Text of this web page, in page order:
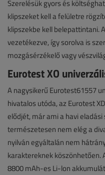
Szerelésük gyors és
klipszeket kell a felületre
klipszekbe kell belepattintani.
vezetékezve, így sorolva is
mozgásérzékelő vagy
Eurotest XO
A nagysikerű Eurotest61557
hivatalos utóda, az Eurotest
elődjét, már ami a havi
természetesen nem elég a
nyilván egyáltalán nem
karaktereknek köszönhetően.
8800 mAh-es Li-lon